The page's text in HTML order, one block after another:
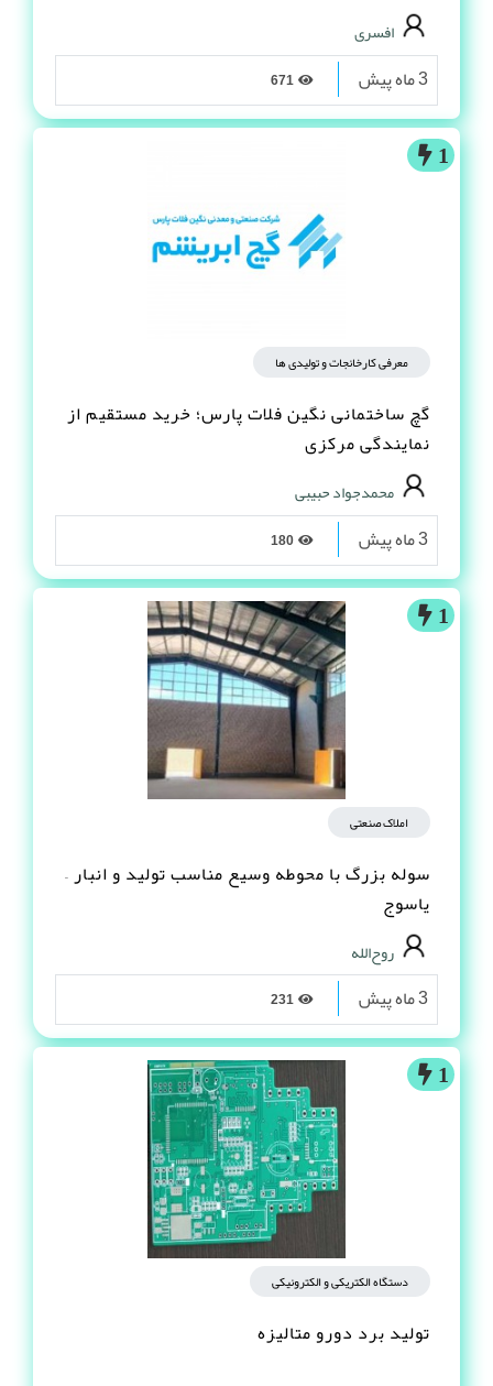
افسری
3 ماه پیش
1
معرفی کارخانجات و تولیدی ها
گچ ساختمانی نگین فلات پارس؛ خرید مستقیم از
نمایندگی مرکزی
محمدجواد حبیبی
3 ماه پیش
1
املاک صنعتی
سوله بزرگ با محوطه وسیع مناسب تولید و انبار –
یاسوج
روح‌الله
3 ماه پیش
1
دستگاه الکتریکی و الکترونیکی
تولید برد دورو متالیزه